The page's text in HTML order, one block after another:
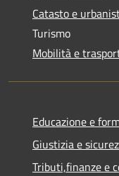
Catasto e
Turismo
Mobilità e
Educazione e
Giustizia e
Tributi,finanze e